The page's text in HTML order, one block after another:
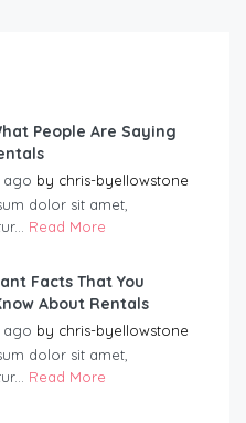
People Are Saying
ago by chris-byellowstone
dolor sit amet,
Read More
Facts That You
About Rentals
ago by chris-byellowstone
dolor sit amet,
Read More